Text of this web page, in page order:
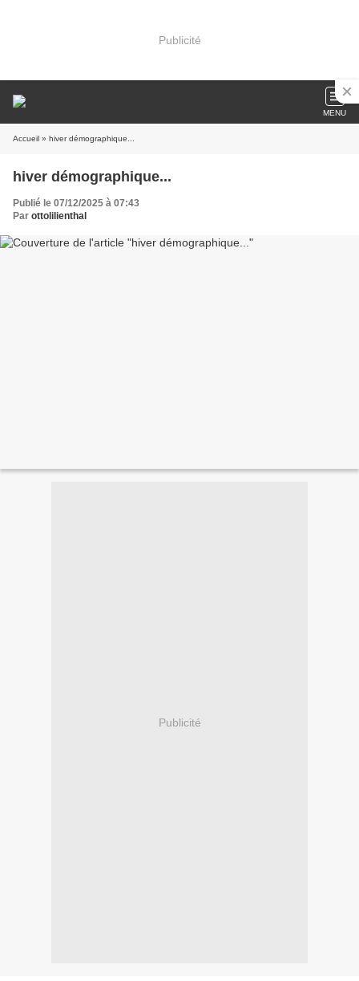
Publicité
MENU
Accueil » hiver démographique...
hiver démographique...
Publié le 07/12/2025 à 07:43
Par ottolilienthal
Publicité